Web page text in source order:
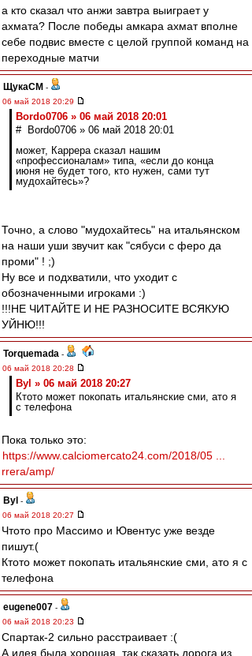
а кто сказал что анжи завтра выиграет у
ахмата? После победы амкара ахмат вполне
себе подвис вместе с целой группой команд на
переходные матчи
ЩукаСМ -
06 май 2018 20:29
Bordo0706 » 06 май 2018 20:01
# Bordo0706 » 06 май 2018 20:01
может, Каррера сказал нашим
«профессионалам» типа, «если до конца
июня не будет того, кто нужен, сами тут
мудохайтесь»?
Точно, а слово "мудохайтесь" на итальянском
на наши уши звучит как "сябуси с феро да
проми" ! ;)
Ну все и подхватили, что уходит с
обозначенными игроками :)
!!!НЕ ЧИТАЙТЕ И НЕ РАЗНОСИТЕ ВСЯКУЮ
УЙНЮ!!!
Torquemada -
06 май 2018 20:28
Byl » 06 май 2018 20:27
Ктото может покопать итальянские сми, ато я
с телефона
Пока только это:
https://www.calciomercato24.com/2018/05 ...
rrera/amp/
Byl -
06 май 2018 20:27
Чтото про Массимо и Ювентус уже везде
пишут.(
Ктото может покопать итальянские сми, ато я с
телефона
eugene007 -
06 май 2018 20:23
Спартак-2 сильно расстраивает :(
А идея была хорошая, так сказать дорога из